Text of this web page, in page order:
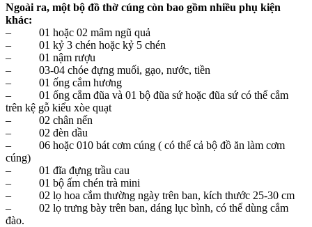
Ngoài ra, một bộ đồ thờ cúng còn bao gồm nhiều phụ kiện
khác:
– 01 hoặc 02 mâm ngũ quả
– 01 kỷ 3 chén hoặc kỷ 5 chén
– 01 nậm rượu
– 03-04 chóe đựng muối, gạo, nước, tiền
– 01 ống cắm hương
– 01 ống cắm đũa và 01 bộ đũa sứ hoặc đũa sứ có thể cắm
trên kệ gỗ kiểu xòe quạt
– 02 chân nến
– 02 đèn dầu
– 06 hoặc 010 bát cơm cúng ( có thể cả bộ đồ ăn làm cơm
cúng)
– 01 đĩa đựng trầu cau
– 01 bộ ấm chén trà mini
– 02 lọ hoa cắm thường ngày trên ban, kích thước 25-30 cm
– 02 lọ trưng bày trên ban, dáng lục bình, có thể dùng cắm
đào.